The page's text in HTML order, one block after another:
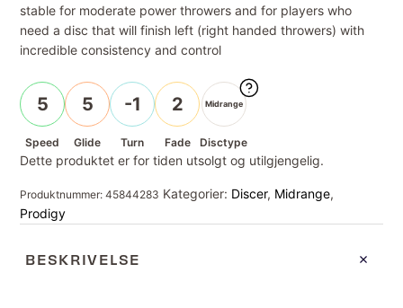
stable for moderate power throwers and for players who
need a disc that will finish left (right handed throwers) with
incredible consistency and control
5
Speed
5
Glide
-1
Turn
2
Fade
Midrange
Disctype
Dette produktet er for tiden utsolgt og utilgjengelig.
Produktnummer:45844283 Kategorier: Discer, Midrange,
Prodigy
BESKRIVELSE